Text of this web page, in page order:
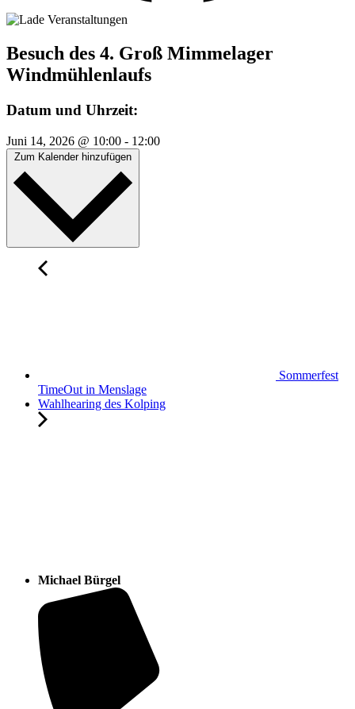
Besuch des 4. Groß Mimmelager
Windmühlenlaufs
Datum und Uhrzeit:
Juni 14, 2026 @ 10:00 - 12:00
Sommerfest
TimeOut in Menslage
Wahlhearing des Kolping
Michael Bürgel